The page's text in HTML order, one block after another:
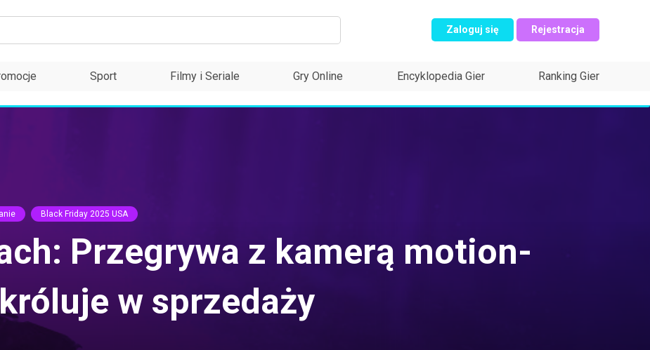
Zaloguj się Rejestracja
Sport Filmy i Seriale Gry Online Encyklopedia Gier Ranking Gier
Black Friday 2025 USA
Przegrywa z kamerą motion-
w sprzedaży